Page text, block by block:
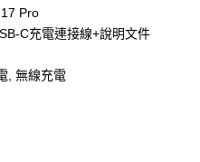
Pro
C充電連接線+說明文件
, 無線充電